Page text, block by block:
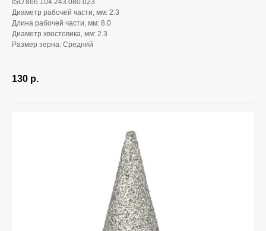
ISO 866.104.243.080.023
Диаметр рабочей части, мм: 2.3
Длина рабочей части, мм: 8.0
Диаметр хвостовика, мм: 2.3
Размер зерна: Средний
130 р.